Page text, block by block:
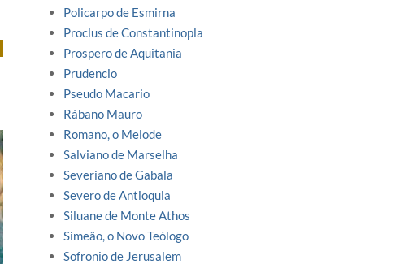
Policarpo de Esmirna
Proclus de Constantinopla
Prospero de Aquitania
Prudencio
Pseudo Macario
Rábano Mauro
Romano, o Melode
Salviano de Marselha
Severiano de Gabala
Severo de Antioquia
Siluane de Monte Athos
Simeão, o Novo Teólogo
Sofronio de Jerusalem